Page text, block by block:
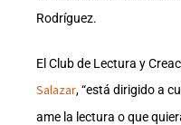
Rodríguez.
El Club de Lectura y
Salazar, “está dirigido a
ame la lectura o que